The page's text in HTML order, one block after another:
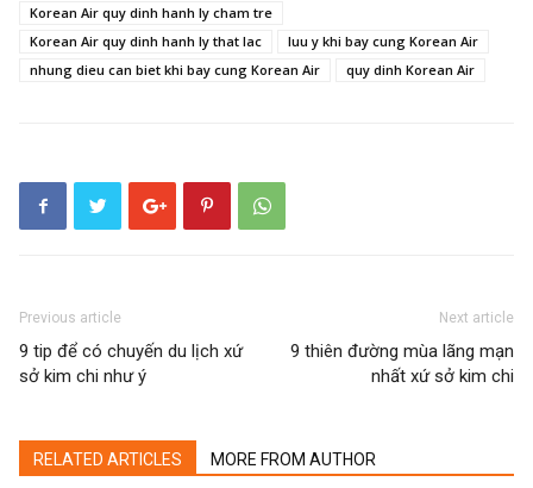
Korean Air quy dinh hanh ly cham tre
Korean Air quy dinh hanh ly that lac
luu y khi bay cung Korean Air
nhung dieu can biet khi bay cung Korean Air
quy dinh Korean Air
Previous article
9 tip để có chuyến du lịch xứ
sở kim chi như ý
Next article
9 thiên đường mùa lãng mạn
nhất xứ sở kim chi
RELATED ARTICLES MORE FROM AUTHOR